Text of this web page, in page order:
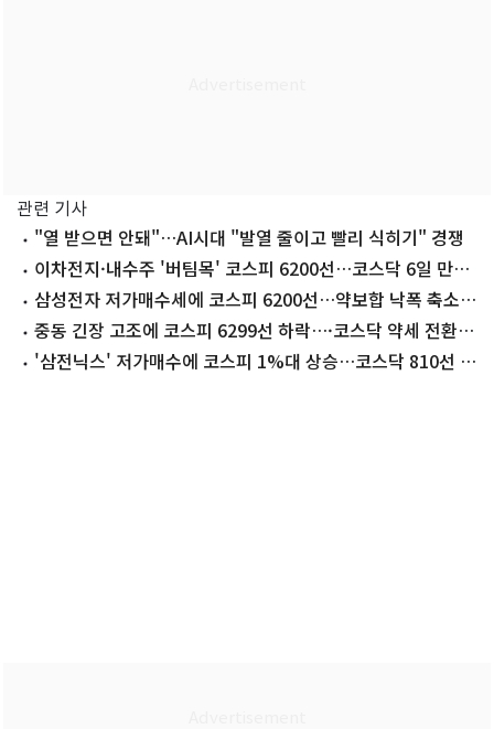
관련 기사
"열 받으면 안돼"…AI시대 "발열 줄이고 빨리 식히기" 경쟁
이차전지·내수주 '버팀목' 코스피 6200선…코스닥 6일 만에
내림세[시황종합]
삼성전자 저가매수세에 코스피 6200선…약보합 낙폭 축소
[장중시황]
중동 긴장 고조에 코스피 6299선 하락…·코스닥 약세 전환
[장중시황]
'삼전닉스' 저가매수에 코스피 1%대 상승…코스닥 810선 회